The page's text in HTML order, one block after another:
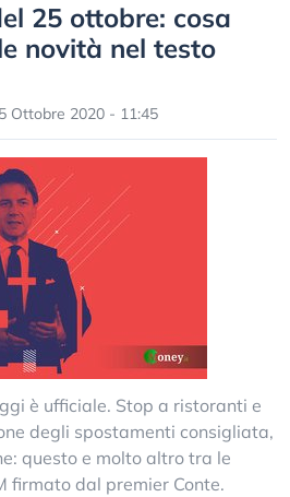
25 ottobre: cosa
novità nel testo
Ottobre 2020 - 11:45
è ufficiale. Stop a ristoranti e
degli spostamenti consigliata,
questo e molto altro tra le
firmato dal premier Conte.